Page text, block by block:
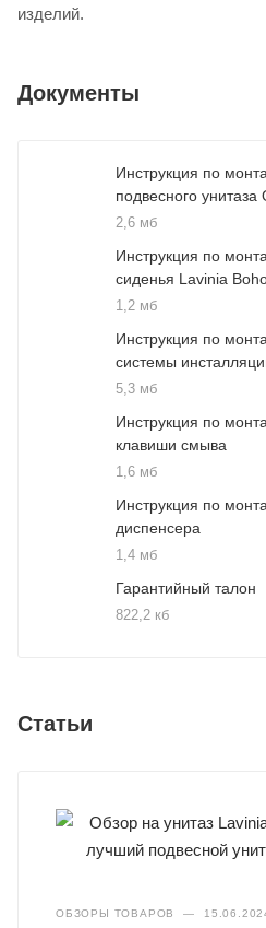
изделий.
Документы
Инструкция по
подвесного унитаза
2,6 мб
Инструкция по
сиденья Lavinia
1,2 мб
Инструкция по
системы
5,3 мб
Инструкция по
клавиши смыва
1,6 мб
Инструкция по
диспенсера
1,4 мб
Гарантийный талон
822,2 кб
Статьи
ОБЗОРЫ ТОВАРОВ —